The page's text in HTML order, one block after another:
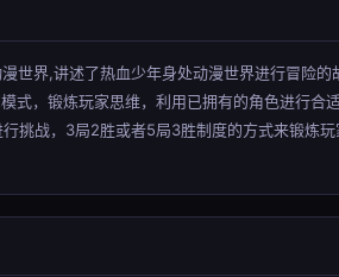
世界,讲述了热血少年身处动漫世界进行冒险
式，锻炼玩家思维，利用已拥有的角色进行合
挑战，3局2胜或者5局3胜制度的方式来锻炼